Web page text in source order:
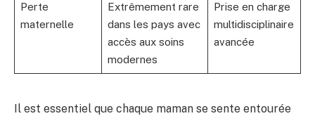
Perte
maternelle
Extrêmement rare
dans les pays avec
accès aux soins
modernes
Prise en charge
multidisciplinaire
avancée
Il est essentiel que chaque maman se sente entourée